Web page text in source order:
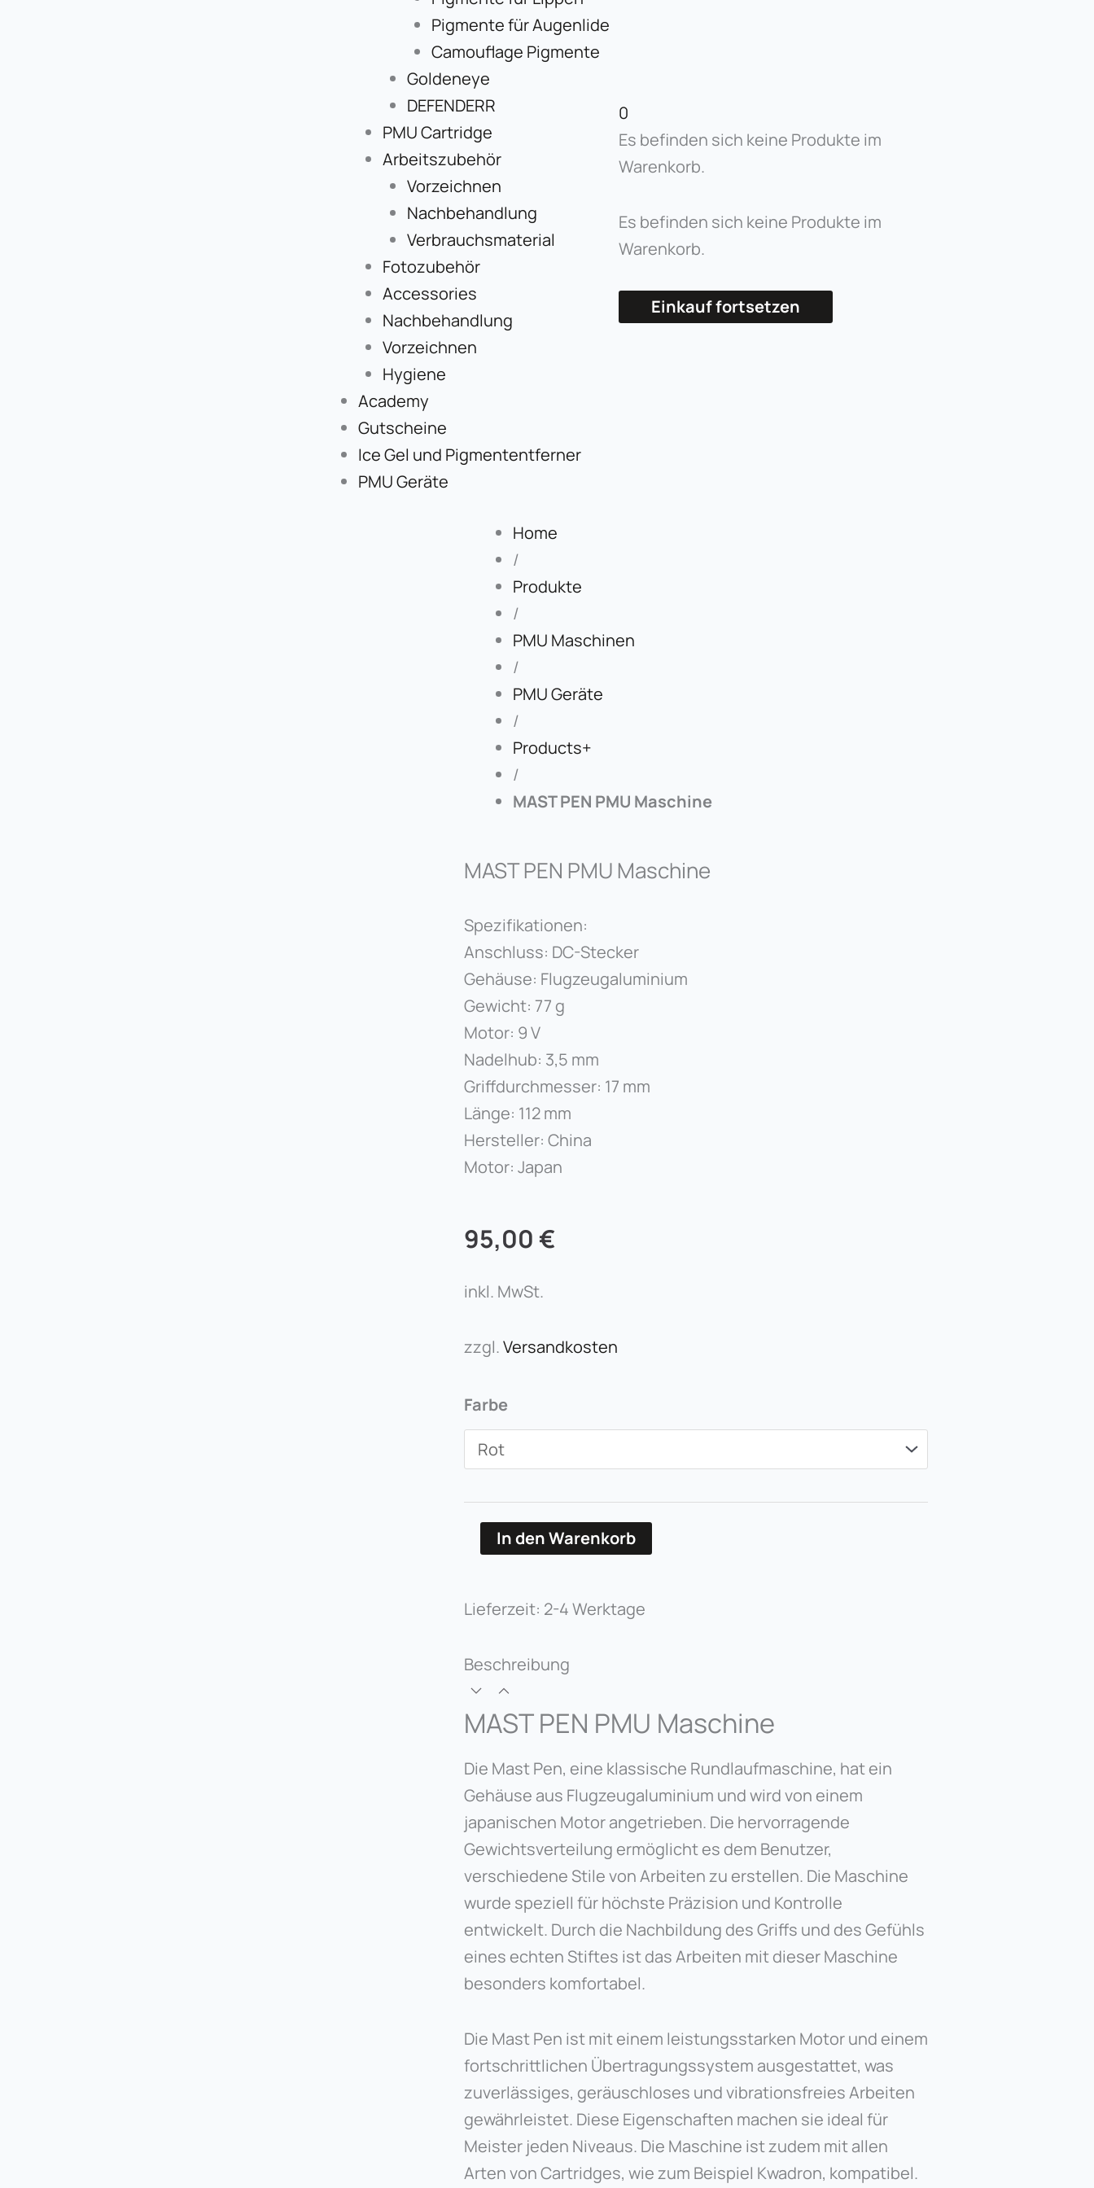
Pigmente für Augenlide
Camouflage Pigmente
Goldeneye
DEFENDERR
PMU Cartridge
Arbeitszubehör
Vorzeichnen
Nachbehandlung
Verbrauchsmaterial
Fotozubehör
Accessories
Nachbehandlung
Vorzeichnen
Hygiene
Academy
Gutscheine
Ice Gel und Pigmententferner
PMU Geräte
0
Es befinden sich keine Produkte im
Warenkorb.
Es befinden sich keine Produkte im
Warenkorb.
Einkauf fortsetzen
Home
/
Produkte
/
PMU Maschinen
/
PMU Geräte
/
Products+
/
MAST PEN PMU Maschine
MAST PEN PMU Maschine
Spezifikationen:
Anschluss: DC-Stecker
Gehäuse: Flugzeugaluminium
Gewicht: 77 g
Motor: 9 V
Nadelhub: 3,5 mm
Griffdurchmesser: 17 mm
Länge: 112 mm
Hersteller: China
Motor: Japan
95,00 €
inkl. MwSt.
zzgl.Versandkosten
Farbe
MAST
PEN
PMU
Menge
In den Warenkorb
Lieferzeit: 2-4 Werktage
Beschreibung
MAST PEN PMU Maschine
Die Mast Pen, eine klassische Rundlaufmaschine, hat ein
Gehäuse aus Flugzeugaluminium und wird von einem
japanischen Motor angetrieben. Die hervorragende
Gewichtsverteilung ermöglicht es dem Benutzer,
verschiedene Stile von Arbeiten zu erstellen. Die Maschine
wurde speziell für höchste Präzision und Kontrolle
entwickelt. Durch die Nachbildung des Griffs und des Gefühls
eines echten Stiftes ist das Arbeiten mit dieser Maschine
besonders komfortabel.
Die Mast Pen ist mit einem leistungsstarken Motor und einem
fortschrittlichen Übertragungssystem ausgestattet, was
zuverlässiges, geräuschloses und vibrationsfreies Arbeiten
gewährleistet. Diese Eigenschaften machen sie ideal für
Meister jeden Niveaus. Die Maschine ist zudem mit allen
Arten von Cartridges, wie zum Beispiel Kwadron, kompatibel.